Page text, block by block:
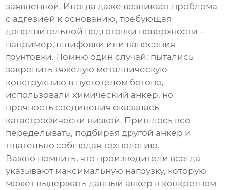
заявленной. Иногда даже возникает проблема
с адгезией к основанию, требующая
дополнительной подготовки поверхности –
например, шлифовки или нанесения
грунтовки. Помню один случай: пытались
закрепить тяжелую металлическую
конструкцию в пустотелом бетоне,
использовали химический анкер, но
прочность соединения оказалась
катастрофически низкой. Пришлось все
переделывать, подбирая другой анкер и
тщательно соблюдая технологию.
Важно помнить, что производители всегда
указывают максимальную нагрузку, которую
может выдержать данный анкер в конкретном